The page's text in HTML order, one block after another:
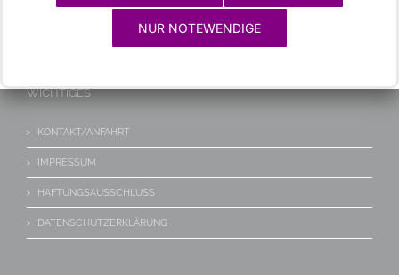
WICHTIGES
KONTAKT/ANFAHRT
IMPRESSUM
HAFTUNGSAUSSCHLUSS
DATENSCHUTZERKLÄRUNG
NUR NOTEWENDIGE